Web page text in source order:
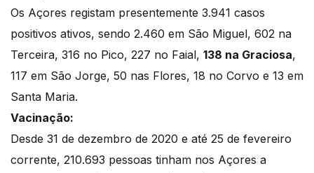
Os Açores registam presentemente 3.941 casos
positivos ativos, sendo 2.460 em São Miguel, 602 na
Terceira, 316 no Pico, 227 no Faial, 138 na Graciosa,
117 em São Jorge, 50 nas Flores, 18 no Corvo e 13 em
Santa Maria.
Vacinação:
Desde 31 de dezembro de 2020 e até 25 de fevereiro
corrente, 210.693 pessoas tinham nos Açores a